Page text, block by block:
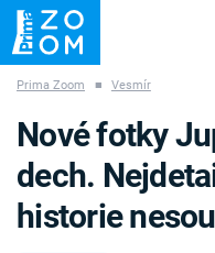
ZÁHADY VETŘELCI
Prima Zoom ■ Vesmír
Nové fotky
dech.
historie